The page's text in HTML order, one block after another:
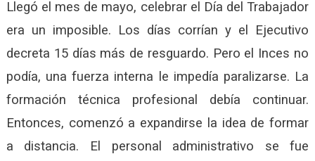
Llegó el mes de mayo, celebrar el Día del Trabajador
era un imposible. Los días corrían y el Ejecutivo
decreta 15 días más de resguardo. Pero el Inces no
podía, una fuerza interna le impedía paralizarse. La
formación técnica profesional debía continuar.
Entonces, comenzó a expandirse la idea de formar
a distancia. El personal administrativo se fue